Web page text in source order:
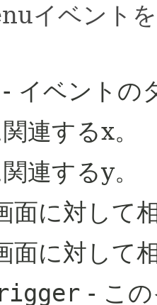
イベント
- イベントの
連するx。
連するy。
面に対して
面に対して
- こ